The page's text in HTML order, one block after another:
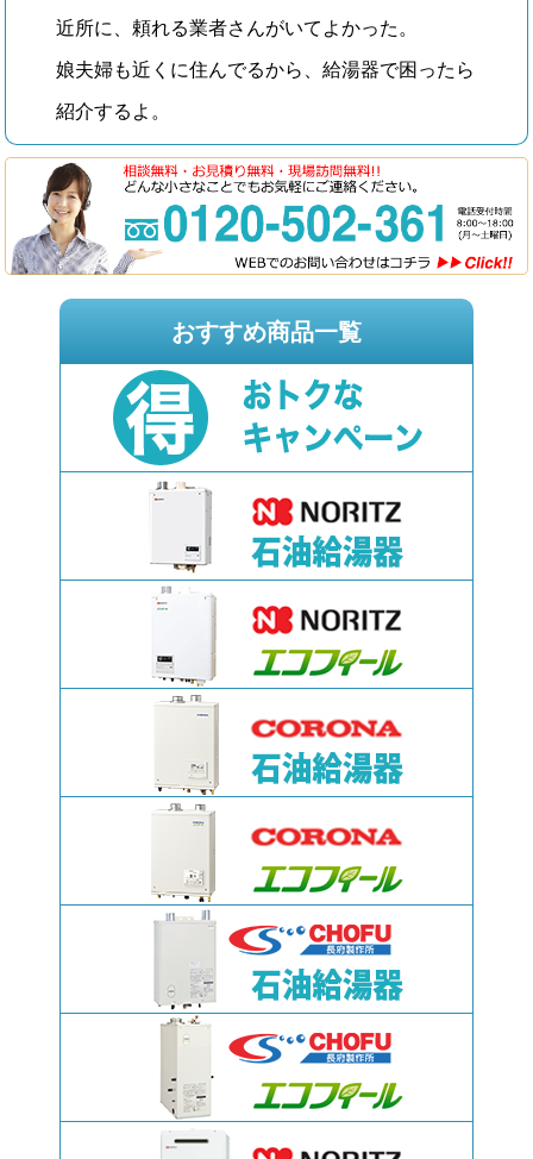
近所に、頼れる業者さんがいてよかった。
娘夫婦も近くに住んでるから、給湯器で困ったら
紹介するよ。
おすすめ商品一覧